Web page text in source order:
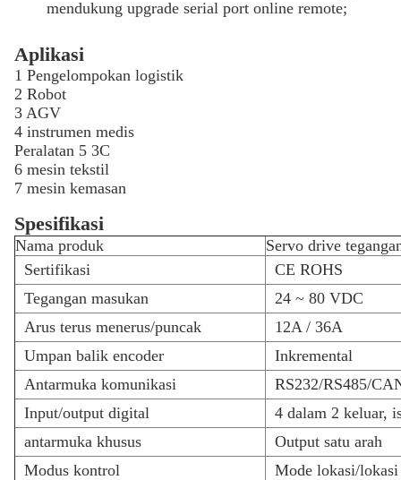
mendukung upgrade serial port online remote;
Aplikasi
1 Pengelompokan logistik
2 Robot
3 AGV
4 instrumen medis
Peralatan 5 3C
6 mesin tekstil
7 mesin kemasan
Spesifikasi
Nama produk
Servo drive
Sertifikasi
CE ROHS
Tegangan masukan
24 ~ 80 VDC
Arus terus menerus/puncak
12A / 36A
Umpan balik encoder
Inkremental
Antarmuka komunikasi
RS232/RS485/
Input/output digital
4 dalam 2 keluar,
antarmuka khusus
Output satu arah
Modus kontrol
Mode lokasi/